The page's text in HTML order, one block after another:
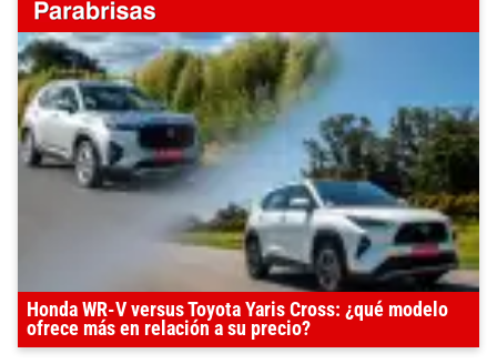
Honda WR-V versus Toyota Yaris Cross: ¿qué modelo
ofrece más en relación a su precio?